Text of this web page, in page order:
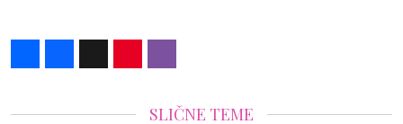
SLIČNE TEME